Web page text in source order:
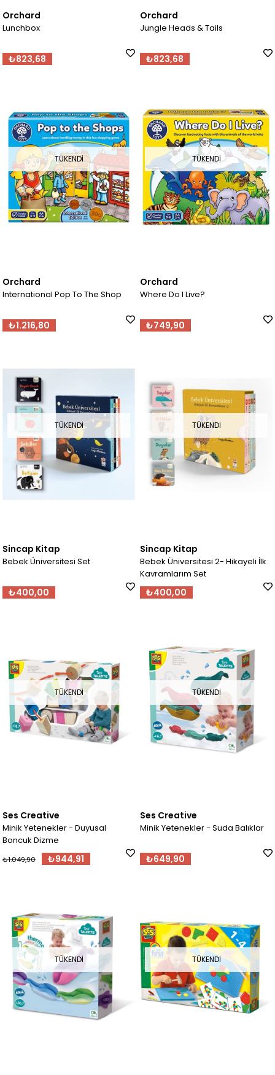
Orchard
Lunchbox
₺823,68
Orchard
Jungle Heads & Tails
₺823,68
TÜKENDI
Orchard
International Pop To The Shop
₺1.216,80
TÜKENDI
Orchard
Where Do I Live?
₺749,90
TÜKENDI
Sincap Kitap
Bebek Üniversitesi Set
₺400,00
TÜKENDI
Sincap Kitap
Bebek Üniversitesi 2- Hikayeli İlk
Kavramlarım Set
₺400,00
TÜKENDI
Ses Creative
Minik Yetenekler - Duyusal
Boncuk Dizme
₺944,91
₺1.049,90
TÜKENDI
Ses Creative
Minik Yetenekler - Suda Balıklar
₺649,90
TÜKENDI TÜKENDI